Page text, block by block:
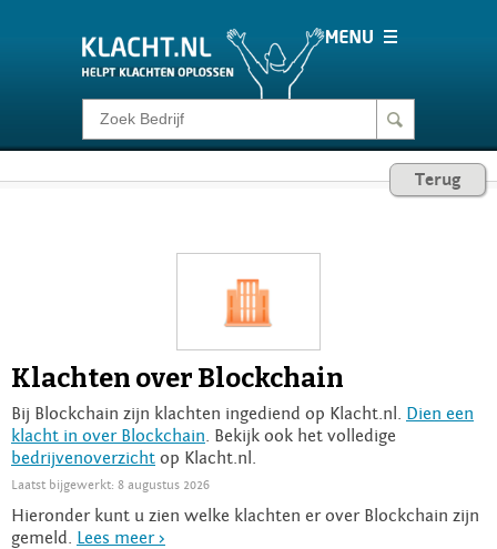
Klacht melden
Login
Terug
Klachten over Blockchain
Bij Blockchain zijn klachten ingediend op Klacht.nl. Dien een
klacht in over Blockchain . Bekijk ook het volledige
bedrijvenoverzicht op Klacht.nl.
Laatst bijgewerkt: 8 augustus 2026
Hieronder kunt u zien welke klachten er over Blockchain zijn
gemeld. Lees meer >